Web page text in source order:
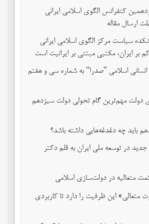
کنفرانس الگوی اسلامی ایرانی
ارسال مقاله
سیاست مرکز الگوی اسلامی ایرانی
بر ایران، مکتبی مبتنی بر ایرانیت است
انسانی اسلامی "صدرا" به شماره سی و هفتم
دولت مهم‌ترین گام تحولی دولت سیزدهم
باید چه دغدغه‌هایی داشته باشد؟
در توسعه ملی ایران به قلم دکتر
متعالیه در دولت‌سازی اسلامی
متعالی» این ظرفیت را دارد تا کاربردی